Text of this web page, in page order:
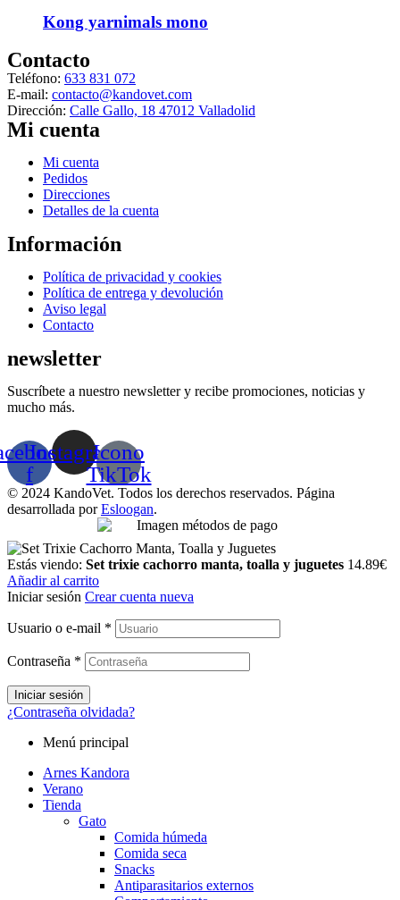
la
producto
Kong yarnimals mono
Contacto
Teléfono: 633 831 072
E-mail: contacto@kandovet.com
Dirección: Calle Gallo, 18 47012 Valladolid
Mi cuenta
Menú
Mi cuenta
Pedidos
Direcciones
Detalles de la cuenta
Información
Menú
Política de privacidad y cookies
Política de entrega y devolución
Aviso legal
Contacto
newsletter
Suscríbete a nuestro newsletter y recibe promociones, noticias y
mucho más.
f
InstagramIcono
TikTok
© 2024 KandoVet. Todos los derechos reservados. Página
desarrollada porEsloogan.
Estás viendo: Set trixie cachorro manta, toalla y juguetes 14.89€
Añadir al carrito
Iniciar sesión Crear cuenta nueva
Usuario o e-mail *
Contraseña *
Iniciar sesión
¿Contraseña olvidada?
Menú principal
Arnes Kandora
Verano
Tienda
Gato
Comida húmeda
Comida seca
Snacks
Antiparasitarios externos